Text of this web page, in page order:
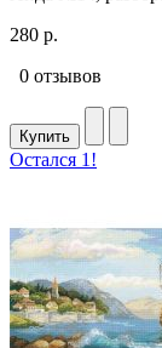
280 р.
0 отзывов
Купить
Остался 1!